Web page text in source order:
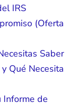
IRS
(Oferta
Saber
Qué Necesita
Informe de